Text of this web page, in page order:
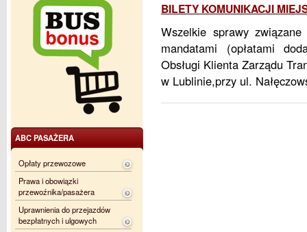
BILETY KOMUNIKACJI
Wszelkie sprawy
mandatami (opłatami
Obsługi Klienta Zarządu
w Lublinie,przy ul.
ABC PASAŻERA
Opłaty przewozowe
Prawa i obowiązki
przewoźnika/pasażera
Uprawnienia do przejazdów
bezpłatnych i ulgowych